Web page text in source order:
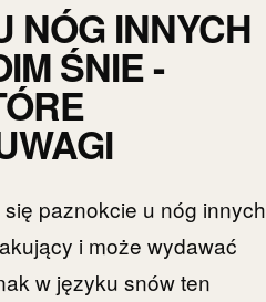
NÓG INNYCH
ŚNIE -
paznokcie u nóg innych
i może wydawać
w języku snów ten